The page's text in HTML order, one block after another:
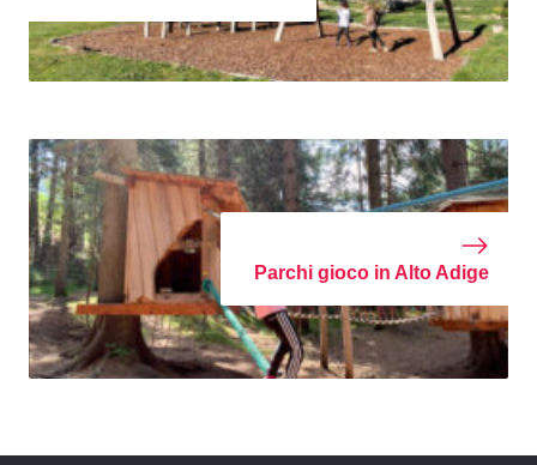
Parchi gioco in Alto Adige